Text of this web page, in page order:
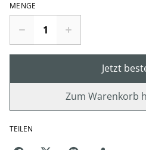
MENGE
Jetzt
Zum Warenkorb
TEILEN